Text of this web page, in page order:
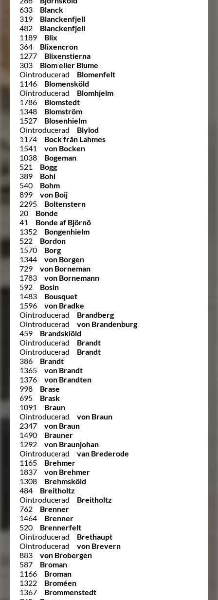
633
Blanck
319
Blanckenfjell
482
Blanckenfjell
1189
Blix
364
Blixencron
1277
Blixenstierna
303
Blom eller Blume
Ointroducerad
Blomenfelt
1146
Blomensköld
Ointroducerad
Blomhjelm
1786
Blomstedt
1348
Blomström
1527
Blosenhielm
Ointroducerad
Blylod
1174
Bock från Lahmes
1541
von Bocken
1038
Bogeman
521
Bogg
389
Bohl
540
Bohm
899
von Boij
2295
Boltenstern
20
Bonde
41
Bonde af Björnö
1352
Bongenhielm
522
Bordon
1570
Borg
1344
von Borgen
729
von Borneman
1783
von Bornemann
592
Bosin
1483
Bousquet
1596
von Bradke
Ointroducerad
Brandberg
Ointroducerad
von Brandenburg
459
Brandskiöld
Ointroducerad
Brandt
Ointroducerad
Brandt
386
Brandt
1365
von Brandt
1376
von Brandten
998
Brase
695
Brask
1091
Braun
Ointroducerad
von Braun
2347
von Braun
1490
Brauner
1292
von Braunjohan
Ointroducerad
van Brederode
1165
Brehmer
1837
von Brehmer
1308
Brehmsköld
484
Breitholtz
Ointroducerad
Breitholtz
762
Brenner
1464
Brenner
520
Brennerfelt
Ointroducerad
Brethaupt
Ointroducerad
von Brevern
883
von Brobergen
587
Broman
1166
Broman
1322
Broméen
1367
Brommenstedt